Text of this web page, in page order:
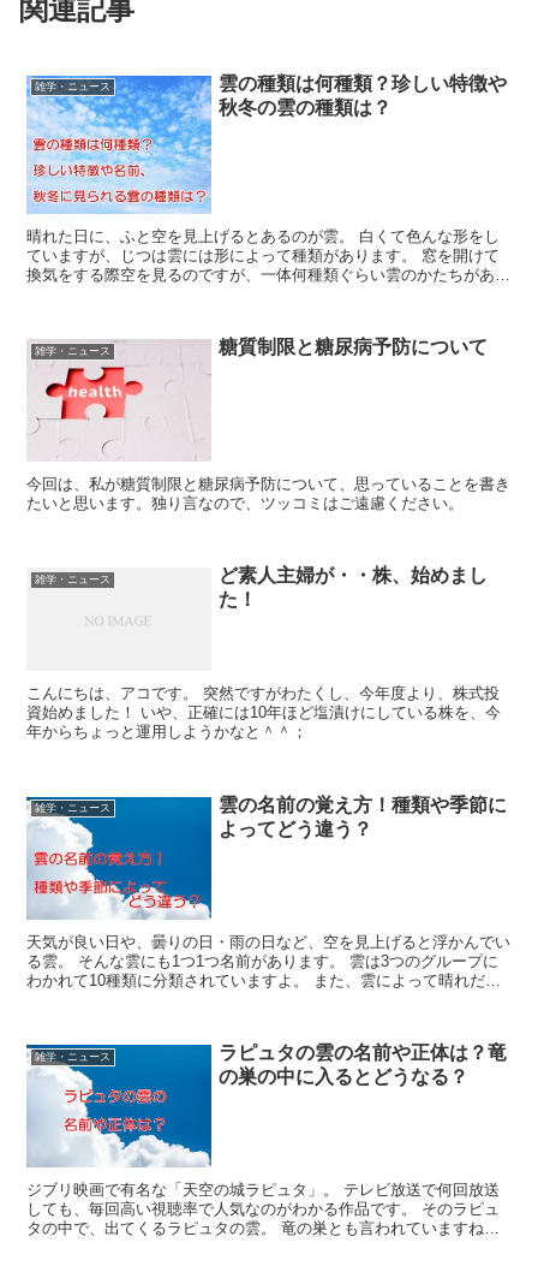
関連記事
雑学・ニュース
雲の種類は何種類？珍しい特徴や
秋冬の雲の種類は？
晴れた日に、ふと空を見上げるとあるのが雲。 白くて色んな形をし
ていますが、じつは雲には形によって種類があります。 窓を開けて
換気をする際空を見るのですが、一体何種類ぐらい雲のかたちがある
雑学・ニュース 糖質制限と糖尿病予防について
今回は、私が糖質制限と糖尿病予防について、思っていることを書き
たいと思います。独り言なので、ツッコミはご遠慮ください。
雑学・ニュース
ど素人主婦が・・株、始めまし
た！
こんにちは、アコです。 突然ですがわたくし、今年度より、株式投
資始めました！ いや、正確には10年ほど塩漬けにしている株を、今
年からちょっと運用しようかなと＾＾；
雑学・ニュース
雲の名前の覚え方！種類や季節に
よってどう違う？
天気が良い日や、曇りの日・雨の日など、空を見上げると浮かんでい
る雲。 そんな雲にも1つ1つ名前があります。 雲は3つのグループに
わかれて10種類に分類されていますよ。 また、雲によって晴れだっ
雑学・ニュース
ラピュタの雲の名前や正体は？竜
の巣の中に入るとどうなる？
ジブリ映画で有名な「天空の城ラピュタ」。 テレビ放送で何回放送
しても、毎回高い視聴率で人気なのがわかる作品です。 そのラピュ
タの中で、出てくるラピュタの雲。 竜の巣とも言われていますね。